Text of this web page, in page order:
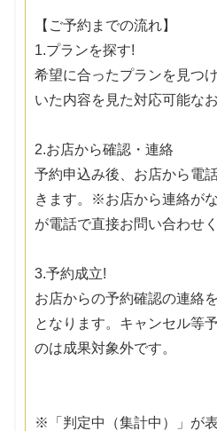
【ご予約までの流れ】
1.プランを探す!
希望に合ったプランを見つ
いた内容を見た対応可能な
2.お店から確認・連絡
予約申込み後、お店から電
きます。※お店から連絡が
が電話で直接お問い合わせく
3.予約成立!
お店からの予約確認の連絡
となります。キャンセル等
のは成果対象外です。
※「判定中（集計中）」が